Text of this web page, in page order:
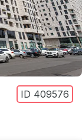
ID 409576